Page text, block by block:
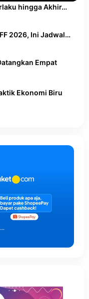
hingga Akhir…
2026, Ini Jadwal…
Empat
Ekonomi Biru